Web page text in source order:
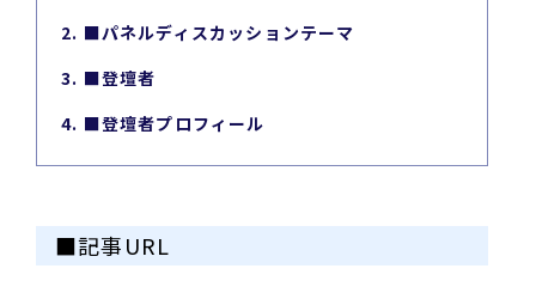
2. ■パネルディスカッションテーマ
3. ■登壇者
4. ■登壇者プロフィール
■記事URL